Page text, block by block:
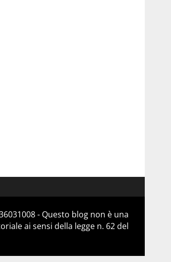
- Questo blog non è una
ai sensi della legge n. 62 del